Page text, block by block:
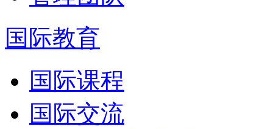
国际教育
国际课程
国际交流